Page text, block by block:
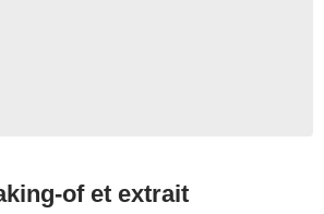
of et extrait